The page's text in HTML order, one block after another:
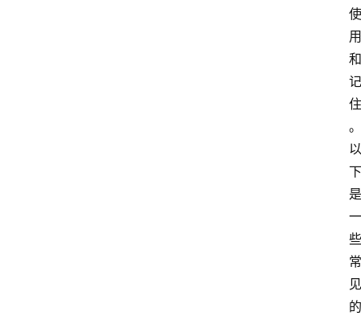
使
用
和
记
住
。
以
下
是
一
些
常
见
的